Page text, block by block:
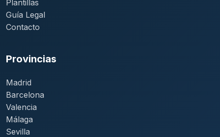
Plantillas
Guía Legal
Contacto
Provincias
Madrid
Barcelona
Valencia
Málaga
Sevilla